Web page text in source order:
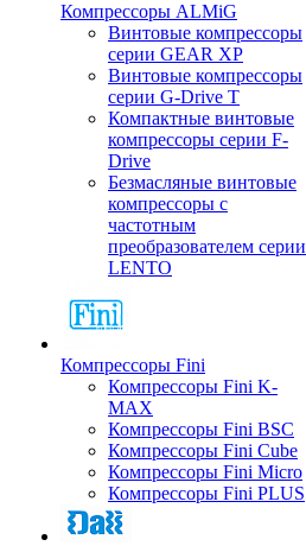
Компрессоры ALMiG
Винтовые компрессоры
серии GEAR XP
Винтовые компрессоры
серии G-Drive T
Компактные винтовые
компрессоры серии F-
Drive
Безмасляные винтовые
компрессоры с
частотным
преобразователем серии
LENTO
Компрессоры Fini
Компрессоры Fini K-
MAX
Компрессоры Fini BSC
Компрессоры Fini Cube
Компрессоры Fini Micro
Компрессоры Fini PLUS